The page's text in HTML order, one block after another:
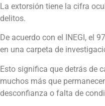
La extorsión tiene la cifra
delitos.
De acuerdo con el INEGI, el
en una carpeta de
Esto significa que detrás de
muchos más que
desconfianza o falta de